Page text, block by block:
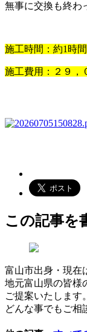
無事に交換も終わ
施工時間：約1時間
施工費用：２９，
この記事を
富山市出身・現在
地元富山県の皆様
ご提案いたします。
どんな事でもご相